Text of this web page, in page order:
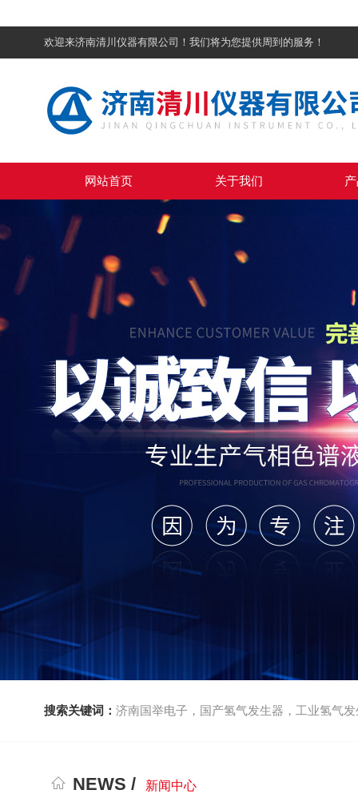
欢迎来济南清川仪器有限公司！我们将为您提供周到的服务！
网站首页 关于我们
搜索关键词： 济南国举电子，国产氢气发生器，工业氢气
NEWS / 新闻中心